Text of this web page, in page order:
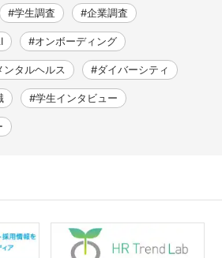
#学生調査 #企業調査
#オンボーディング
ンタルヘルス #ダイバーシティ
#学生インタビュー